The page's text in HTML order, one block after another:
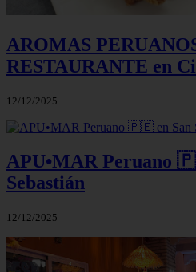
AROMAS
RESTAURANTE en
12/12/2025
APU•MAR Peruano
Sebastián
12/12/2025